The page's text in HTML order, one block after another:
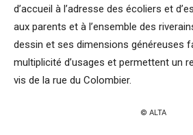
d’accueil à l’adresse des écoliers et
aux parents et à l’ensemble des
dessin et ses dimensions généreuses
multiplicité d’usages et permettent un
vis de la rue du Colombier.
© ALTA